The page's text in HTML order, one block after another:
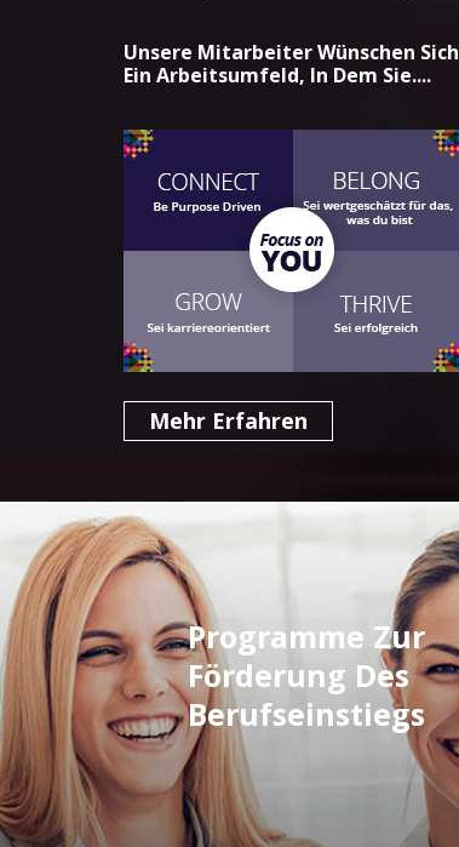
Unsere Mitarbeiter Wünschen Sich
Ein Arbeitsumfeld, In Dem Sie....
Mehr Erfahren
Programme Zur
Förderung Des
Berufseinstiegs